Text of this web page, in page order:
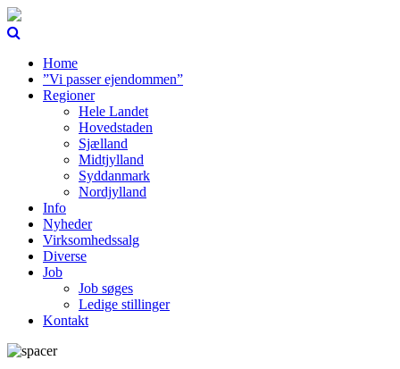
Home
”Vi passer ejendommen”
Regioner
Hele Landet
Hovedstaden
Sjælland
Midtjylland
Syddanmark
Nordjylland
Info
Nyheder
Virksomhedssalg
Diverse
Job
Job søges
Ledige stillinger
Kontakt